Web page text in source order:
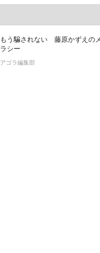
もう騙されない 藤原かずえの
ラシー
アゴラ編集部